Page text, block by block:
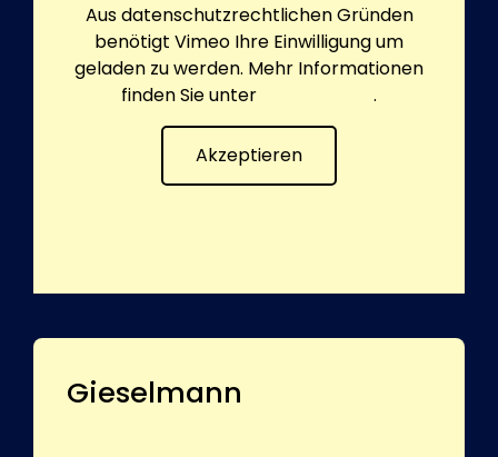
Aus datenschutzrechtlichen Gründen
benötigt Vimeo Ihre Einwilligung um
geladen zu werden. Mehr Informationen
finden Sie unter
.
Akzeptieren
Gieselmann